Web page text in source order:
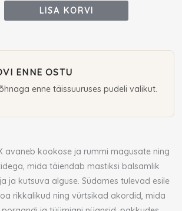
LISA KORVI
ENNE OSTU
enne täissuuruses pudeli valikut.
avaneb kookose ja rummi magusate ning
mida täiendab mastiksi balsamlik
ja kutsuva alguse. Südames tulevad esile
rikkalikud ning vürtsikad akordid, mida